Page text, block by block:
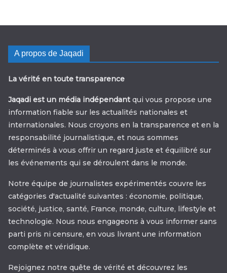
A propos de Jaqadi
La vérité en toute transparence
Jaqadi est un média indépendant qui vous propose une
information fiable sur les actualités nationales et
internationales. Nous croyons en la transparence et en la
responsabilité journalistique, et nous sommes
déterminés à vous offrir un regard juste et équilibré sur
les événements qui se déroulent dans le monde.
Notre équipe de journalistes expérimentés couvre les
catégories d'actualité suivantes : économie, politique,
société, justice, santé, France, monde, culture, lifestyle et
technologie. Nous nous engageons à vous informer sans
parti pris ni censure, en vous livrant une information
complète et véridique.
Rejoignez notre quête de vérité et découvrez les